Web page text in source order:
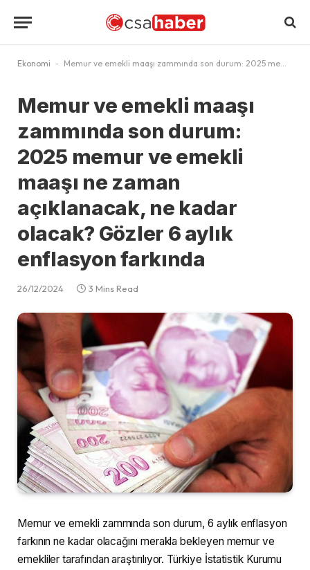
Ekonomi - Memur ve emekli maaşı zammında son durum: 2025 memur ve emekli maaşı ne zaman açıklanacak, ne kadar olacak? Gözler 6 aylık enflasyon farkında
Memur ve emekli maaşı
zammında son durum:
2025 memur ve emekli
maaşı ne zaman
açıklanacak, ne kadar
olacak? Gözler 6 aylık
enflasyon farkında
26/12/2024 3 Mins Read
Memur ve emekli zammında son durum, 6 aylık enflasyon
farkının ne kadar olacağını merakla bekleyen memur ve
emekliler tarafından araştırılıyor. Türkiye İstatistik Kurumu